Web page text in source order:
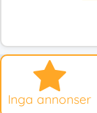
Inga annonser